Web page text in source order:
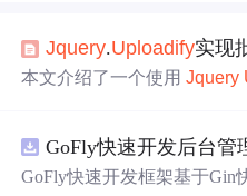
Jquery.Uploadify实现
本文介绍了一个使用Jquery
JavaScript 交互逻辑以及 C#
GoFly快速开发后台管
GoFly快速开发框架基于Gin